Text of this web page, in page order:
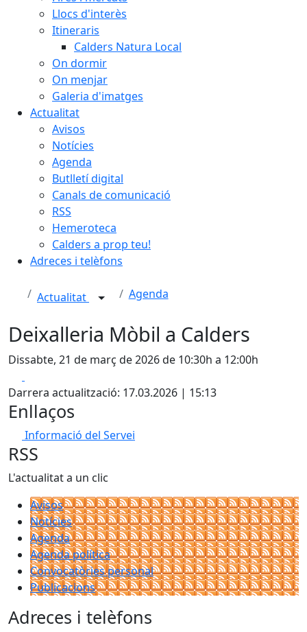
Llocs d'interès
Itineraris
Calders Natura Local
On dormir
On menjar
Galeria d'imatges
Actualitat
Avisos
Notícies
Agenda
Butlletí digital
Canals de comunicació
RSS
Hemeroteca
Calders a prop teu!
Adreces i telèfons
Actualitat Agenda
Deixalleria Mòbil a Calders
Dissabte, 21 de març de 2026 de 10:30h a 12:00h
Darrera actualització: 17.03.2026 | 15:13
Enllaços
Informació del Servei
RSS
L'actualitat a un clic
Avisos
Notícies
Agenda
Agenda política
Convocatòries personal
Publicacions
Adreces i telèfons